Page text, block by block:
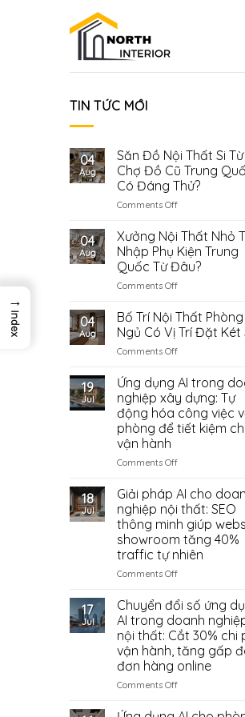
TIN TỨC MỚI
04
Aug
Săn Đồ Nội Thất Si Từ
Chợ Đồ Cũ Trung
Có Đáng Thử?
Comments Offon
Đồ
Nội
Thất
Si
Từ
Đồ
Cũ
Trung
Quốc:
Đáng
Thử?
04
Aug
Xưởng Nội Thất Nhỏ
Nhập Phụ Kiện Trung
Quốc Từ Đâu?
Comments Offon
Nội
Thất
Nhỏ
Tự
Phụ
Kiện
Trung
Quốc
Từ
04
Aug
Bố Trí Nội Thất Phòng
Ngủ Có Vị Trí Đặt Két
Comments Offon
Trí
Nội
Thất
Phòng
Ngủ
Vị
Két
Sắt
19
Jul
Ứng dụng AI trong
nghiệp xây dựng: Tự
động hóa công việc
phòng để tiết kiệm
vận hành
Comments Offon
dụng
AI
trong
doanh
nghiệp
xây
dựng:
động
hóa
công
việc
văn
phòng
18
Jul
Giải pháp AI cho
nghiệp nội thất: SEO
thông minh giúp
showroom tăng 40%
traffic tự nhiên
Comments Offon
pháp
AI
cho
doanh
nghiệp
nội
thất:
thông
17
Jul
Chuyển đổi số ứng
AI trong doanh
nội thất: Cắt 30% chi
vận hành, tăng gấp
đơn hàng online
Comments Offon
đổi
→
Index